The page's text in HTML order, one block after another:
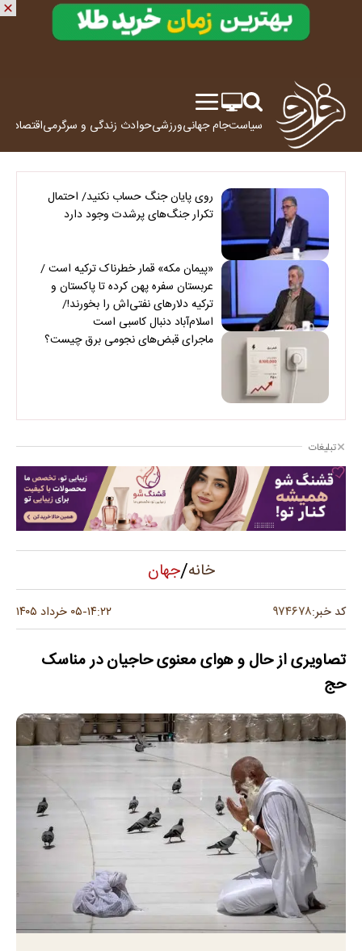
سیاستجام جهانیورزشیحوادث زندگی و سرگرمیاقتصاد
روی پایان جنگ حساب نکنید/ احتمال
تکرار جنگ‌های پرشدت وجود دارد
«پیمان مکه» قمار خطرناک ترکیه است /
عربستان سفره پهن کرده تا پاکستان و
ترکیه دلارهای نفتی‌اش را بخورند!/
اسلام‌آباد دنبال کاسبی است
ماجرای قبض‌های نجومی برق چیست؟
تبلیغات
خانه/جهان
کد خبر:۹۷۴۶۷۸ ۱۴:۲۲-۰۵ خرداد ۱۴۰۵
تصاویری از حال و هوای معنوی حاجیان در مناسک
حج